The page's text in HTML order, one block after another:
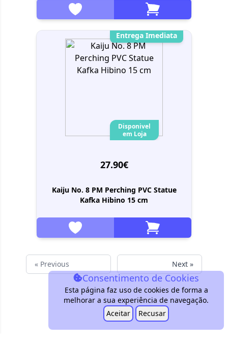
Entrega Imediata
Disponivel
em Loja
27.90€
Kaiju No. 8 PM Perching PVC Statue
Kafka Hibino 15 cm
« Previous Next »
Consentimento de Cookies
Esta página faz uso de cookies de forma a
melhorar a sua experiência de navegação.
Aceitar
Recusar